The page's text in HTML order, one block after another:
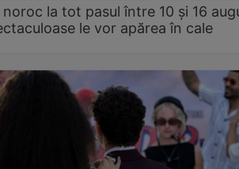
la tot pasul între 10 și 16
le vor apărea în cale